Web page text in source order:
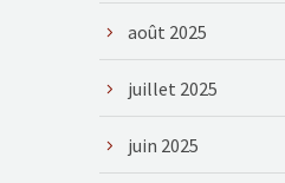
août 2025
juillet 2025
juin 2025